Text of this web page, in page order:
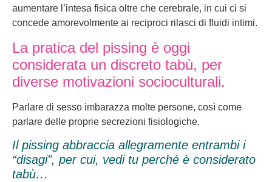
aumentare l’intesa fisica oltre che cerebrale, in cui ci si
concede amorevolmente ai reciproci rilasci di fluidi intimi.
La pratica del pissing è oggi
considerata un discreto tabù, per
diverse motivazioni socioculturali.
Parlare di sesso imbarazza molte persone, così come
parlare delle proprie secrezioni fisiologiche.
Il pissing abbraccia allegramente entrambi i
“disagi”, per cui, vedi tu perché è considerato
tabù…